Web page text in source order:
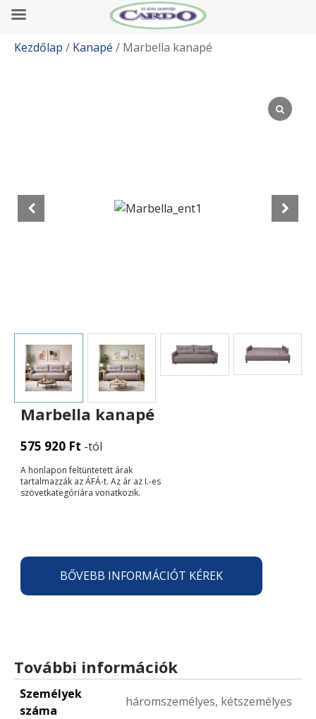
Kezdőlap / Kanapé / Marbella kanapé
Marbella kanapé
575 920 Ft -tól
A honlapon feltüntetett árak
tartalmazzák az ÁFÁ-t. Az ár az I.-es
szövetkategóriára vonatkozik.
BŐVEBB INFORMÁCIÓT KÉREK
További információk
Személyek
száma
háromszemélyes, kétszemélyes